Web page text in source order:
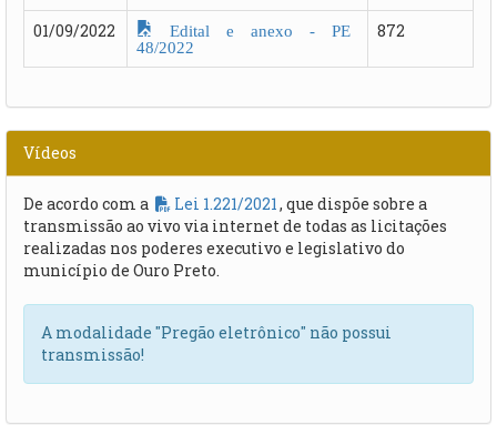
01/09/2022
Edital e anexo - PE
48/2022
872
Vídeos
De acordo com a Lei 1.221/2021 , que dispõe sobre a
transmissão ao vivo via internet de todas as licitações
realizadas nos poderes executivo e legislativo do
município de Ouro Preto.
A modalidade "Pregão eletrônico" não possui
transmissão!